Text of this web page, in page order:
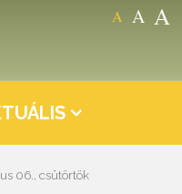
A A A
06., csütörtök